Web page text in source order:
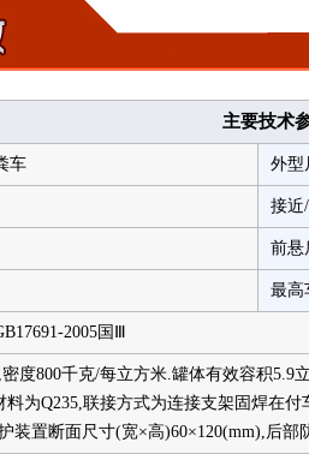
主要技术
车 外型
接近
前悬
最高
2005国Ⅲ
度800千克/每立方米.罐体有效容积5.9
料为Q235,联接方式为连接支架固焊在
装置断面尺寸(宽×高)60×120(mm),后部